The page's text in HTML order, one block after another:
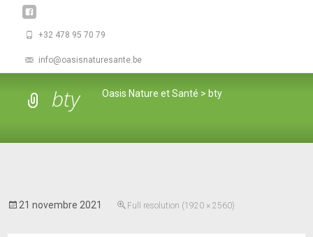
+32 478 95 70 79
info@oasisnaturesante.be
bty Oasis Nature et Santé > bty
21 novembre 2021 Full resolution (1920 × 2560)